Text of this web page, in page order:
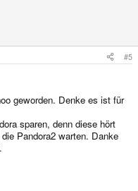
#5
geworden. Denke es ist für
sparen, denn diese hört
Pandora2 warten. Danke